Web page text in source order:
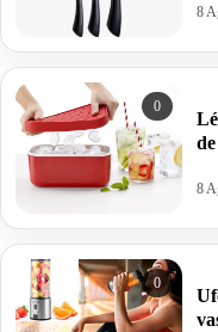
8
0
8
0